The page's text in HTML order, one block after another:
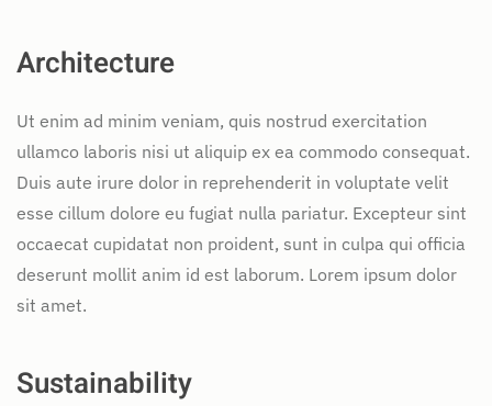
Architecture
Ut enim ad minim veniam, quis nostrud exercitation
ullamco laboris nisi ut aliquip ex ea commodo consequat.
Duis aute irure dolor in reprehenderit in voluptate velit
esse cillum dolore eu fugiat nulla pariatur. Excepteur sint
occaecat cupidatat non proident, sunt in culpa qui officia
deserunt mollit anim id est laborum. Lorem ipsum dolor
sit amet.
Sustainability